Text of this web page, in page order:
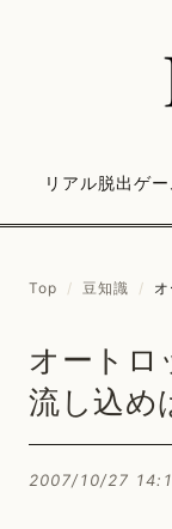
リアル脱出ゲー
Top / 豆知識 / オ
オートロ
流し込め
2007/10/27